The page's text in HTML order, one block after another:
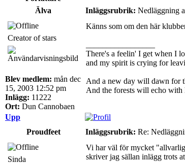
Älva
Inläggsrubrik: Nedläggning
Creator of stars
Blev medlem: mån dec
15, 2003 12:52 pm
Inlägg: 11222
Ort: Dun Cannobaen
Känns som om den här
There's a feelin' I get when I
and my spirit is crying for
And a new day will dawn for
And the forests will echo with
Upp
Proudfeet
Inläggsrubrik: Re:
Sinda
Vi har väl för mycket
skriver jag sällan inlägg trots